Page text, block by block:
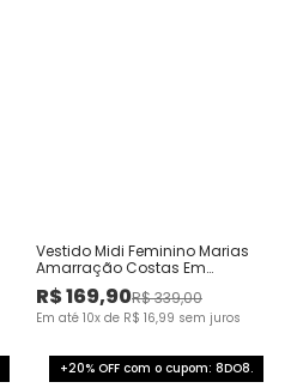
Vestido Midi Feminino Marias
Amarração Costas Em
Viscolinho
R$169,90R$339,00
Em até 10x de R$ 16,99 sem juros
+20% OFF com o cupom: 8DO8.